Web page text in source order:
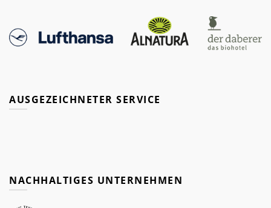
AUSGEZEICHNETER SERVICE
NACHHALTIGES UNTERNEHMEN